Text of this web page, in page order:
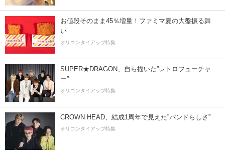
お値段そのまま45％増量！ファミマ夏の大盤振る舞
い
オリコンタイアップ特集
SUPER★DRAGON、自ら描いた”レトロフューチャ
ー”
オリコンタイアップ特集
CROWN HEAD、結成1周年で見えた”バンドらしさ”
オリコンタイアップ特集